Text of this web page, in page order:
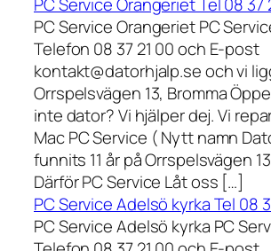
PC Service Orangeriet PC
Telefon 08 37 21 00 och E-post
kontakt@datorhjalp.se och vi
Orrspelsvägen 13, Bromma
inte dator? Vi hjälper dej. Vi
Mac PC Service ( Nytt namn
funnits 11 år på Orrspelsvägen
Därför PC Service Låt oss […]
PC Service Adelsö kyrka Tel 08
PC Service Adelsö kyrka PC